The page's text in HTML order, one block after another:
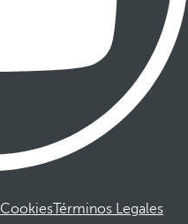
CookiesTérminos Legales